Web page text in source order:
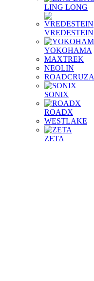
LING LONG
VREDESTEIN
YOKOHAMA
MAXTREK
NEOLIN
ROADCRUZA
SONIX
ROADX
WESTLAKE
ZETA